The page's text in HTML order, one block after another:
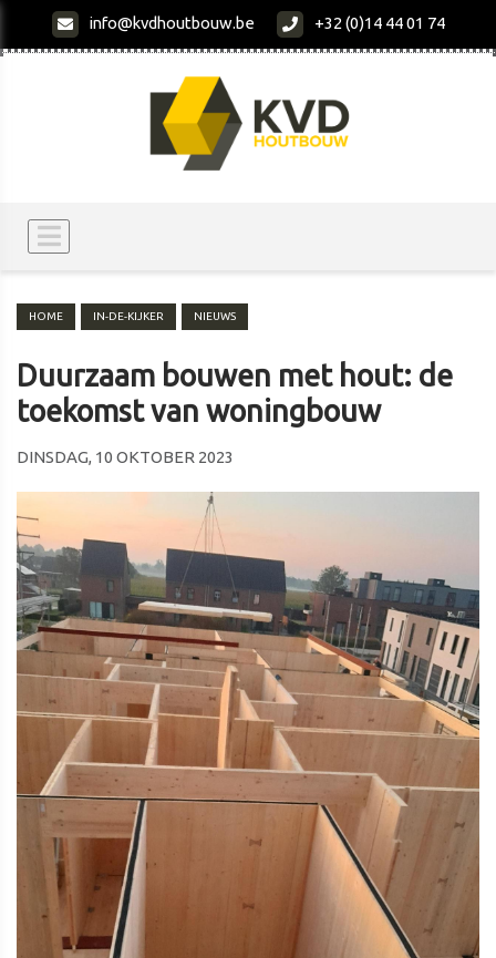
info@kvdhoutbouw.be +32 (0)14 44 01 74
HOME IN-DE-KIJKER NIEUWS
Duurzaam bouwen met hout: de
toekomst van woningbouw
DINSDAG, 10 OKTOBER 2023